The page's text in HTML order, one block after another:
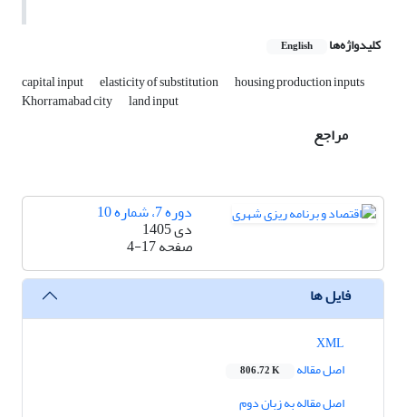
کلیدواژه‌ها English
capital input elasticity of substitution housing production inputs
Khorramabad city land input
مراجع
دوره 7، شماره 10
دی 1405
صفحه4-17
فایل ها
اصل مقاله
806.72 K
اصل مقاله به زبان دوم